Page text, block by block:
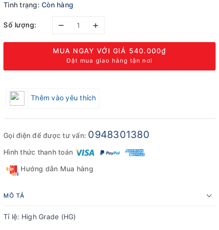
Tình trạng: Còn hàng
Số lượng: – +
MUA NGAY VỚI GIÁ 540.000₫
Đặt mua giao hàng tận nơi
Thêm vào yêu thích
Gọi điện để được tư vấn: 0948301380
Hình thức thanh toán
Hướng dẫn Mua hàng
MÔ TẢ
Tỉ lệ: High Grade (HG)